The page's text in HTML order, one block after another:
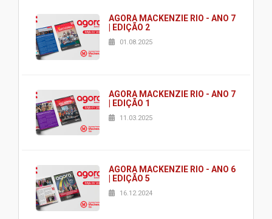
AGORA MACKENZIE RIO - ANO 7
| EDIÇÃO 2
01.08.2025
AGORA MACKENZIE RIO - ANO 7
| EDIÇÃO 1
11.03.2025
AGORA MACKENZIE RIO - ANO 6
| EDIÇÃO 5
16.12.2024